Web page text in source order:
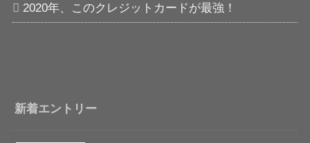
2020年、このクレジットカードが最強！
新着エントリー